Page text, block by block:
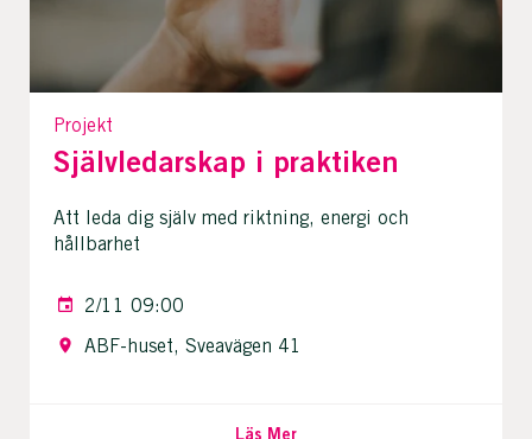
Projekt
Självledarskap i praktiken
Att leda dig själv med riktning, energi och
hållbarhet
2/11 09:00
ABF-huset, Sveavägen 41
Läs Mer